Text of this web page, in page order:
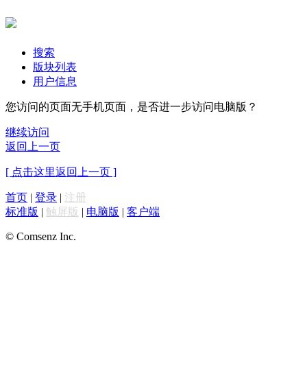
搜索
版块列表
用户信息
您访问的页面无手机页面，是否进一步访问电脑版？
继续访问
返回上一页
[ 点击这里返回上一页 ]
首页 | 登录 | 注册
标准版 | 触屏版 | 电脑版 | 客户端
© Comsenz Inc.